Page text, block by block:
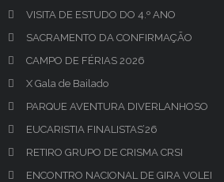
VISITA DE ESTUDO DO 4.º ANO
SACRAMENTO DA CONFIRMAÇÃO
CAMPO DE FÉRIAS 2026
X Gala de Bailado
PARQUE AVENTURA DIVERLANHOSO
EUCARISTIA FINALISTAS’26
RETIRO GRUPO DE CRISMA CRSI
ENCONTRO NACIONAL DE GIRA VOLEI